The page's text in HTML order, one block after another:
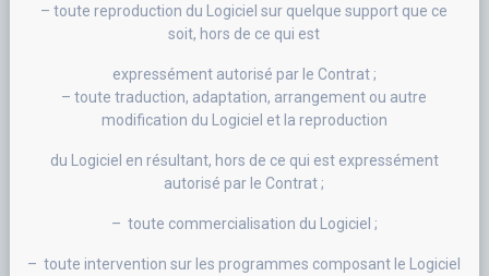
– toute reproduction du Logiciel sur quelque support que ce
soit, hors de ce qui est
expressément autorisé par le Contrat ;
– toute traduction, adaptation, arrangement ou autre
modification du Logiciel et la reproduction
du Logiciel en résultant, hors de ce qui est expressément
autorisé par le Contrat ;
– toute commercialisation du Logiciel ;
– toute intervention sur les programmes composant le Logiciel